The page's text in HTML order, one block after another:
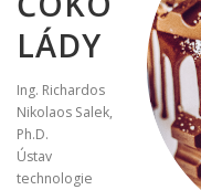
LÁDY
Ing. Richardos
Nikolaos Salek,
Ph.D.
Ústav
technologie